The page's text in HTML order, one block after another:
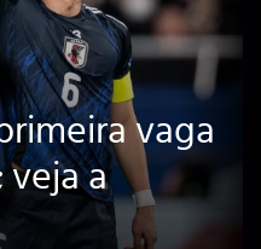
vaga
veja a